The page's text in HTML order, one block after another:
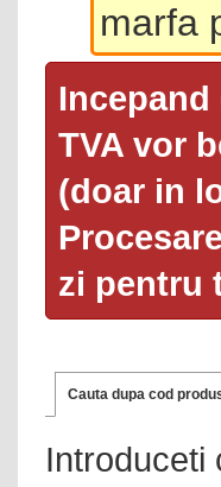
marfa
TVA vor
(doar in
zi pentru
Cauta dupa cod
Introduceti